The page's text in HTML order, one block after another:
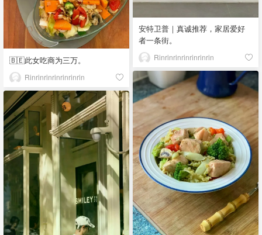
安特卫普｜真诚推荐，家居爱好
者一条街。
Rinrinrinrinrinrinrin
🇧🇪此女吃商为三万。
Rinrinrinrinrinrinrin